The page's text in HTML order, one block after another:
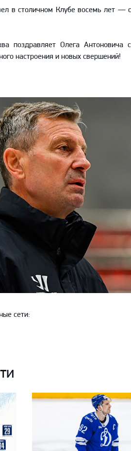
Драконы Сибирь
в столичном Клубе восемь лет —
поздравляет Олега Антоновича
настроения и новых свершений!
сети: